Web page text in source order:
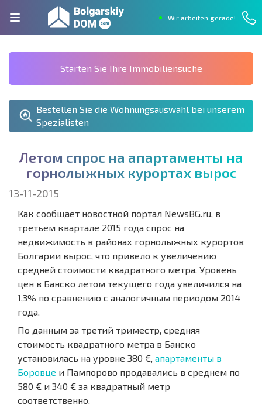
Wir arbeiten gerade!
Starten Sie Ihre Immobiliensuche
Bestellen Sie die Wohnungsauswahl bei unserem
Spezialisten
Летом спрос на апартаменты на
горнолыжных курортах вырос
13-11-2015
Как сообщает новостной портал NewsBG.ru, в
третьем квартале 2015 года спрос на
недвижимость в районах горнолыжных курортов
Болгарии вырос, что привело к увеличению
средней стоимости квадратного метра. Уровень
цен в Банско летом текущего года увеличился на
1,3% по сравнению с аналогичным периодом 2014
года.
По данным за третий триместр, средняя
стоимость квадратного метра в Банско
установилась на уровне 380 €, апартаменты в
Боровце и Пампорово продавались в среднем по
580 € и 340 € за квадратный метр
соответственно.